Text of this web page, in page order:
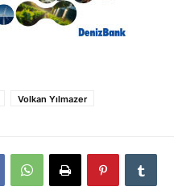
Volkan Yılmazer